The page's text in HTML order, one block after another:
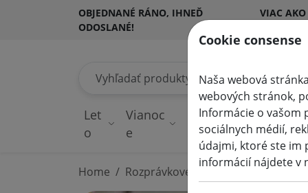
OBJEDNANÉ RÁNO, IHNEĎ
ODOSLANÉ!
VIAC
Let
o
Vianoc
e
Rozprávkové
svetlá
Home Rozprávkové svetlá
Cookie consense
Naša webová
webových stránok,
Informácie o vašom
sociálnych médií,
údajmi, ktoré ste im
informácií nájdete v